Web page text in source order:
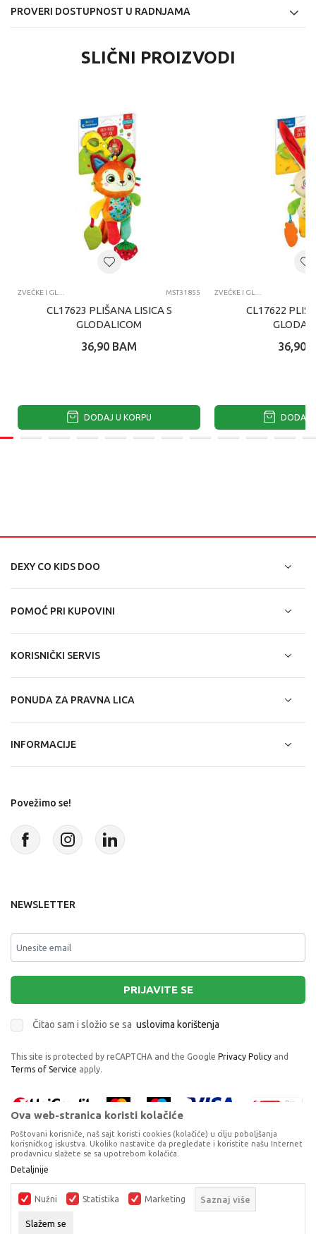
PROVERI DOSTUPNOST U RADNJAMA
SLIČNI PROIZVODI
MST31855
CL17623 PLIŠANA LISICA S
GLODALICOM
36,90 BAM
DODAJ U KORPU
CL17622
36,90
DODAJ
CHICCO GLAZBENA SVJETLECA ZVECKA
KORNJACA, 6M+
ZVEČKE I GLODALICE
DEXY CO KIDS DOO
POMOĆ PRI KUPOVINI
KORISNIČKI SERVIS
PONUDA ZA PRAVNA LICA
INFORMACIJE
Povežimo se!
NEWSLETTER
PRIJAVITE SE
Čitao sam i složio se sa uslovima korištenja
This site is protected by reCAPTCHA and the Google Privacy Policy and
Terms of Service apply.
Proizvode na sajtu nastojimo da opišemo što je preciznije moguće, ali ne
možemo garantovati da su svi podaci i fotografije, navedeni u okrviru
proizvoda, u potpunosti kompletni i bez grešaka. Svi artikli prikazani na
sajtu su dio naše ponude, ali ne podrazumijeva da su dostupni u svakom
Ova web-stranica koristi kolačiće
Poštovani korisniče, naš sajt koristi cookies (kolačiće) u cilju poboljšanja
korisničkog iskustva. Ukoliko nastavite da pregledate i koristite našu Internet
prodavnicu slažete se sa upotrebom kolačića.
Detaljnije
Nužni Statistika Marketing Saznaj više
Slažem se